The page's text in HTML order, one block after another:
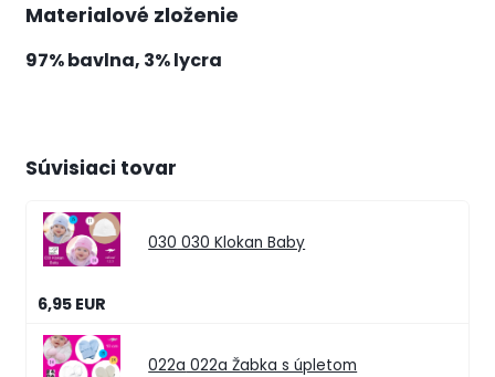
Materialové zloženie
97% bavlna, 3% lycra
Súvisiaci tovar
030 030 Klokan Baby
6,95 EUR
022a 022a Žabka s úpletom